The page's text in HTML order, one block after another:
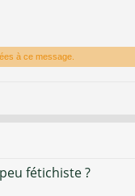
à ce message.
fétichiste ?